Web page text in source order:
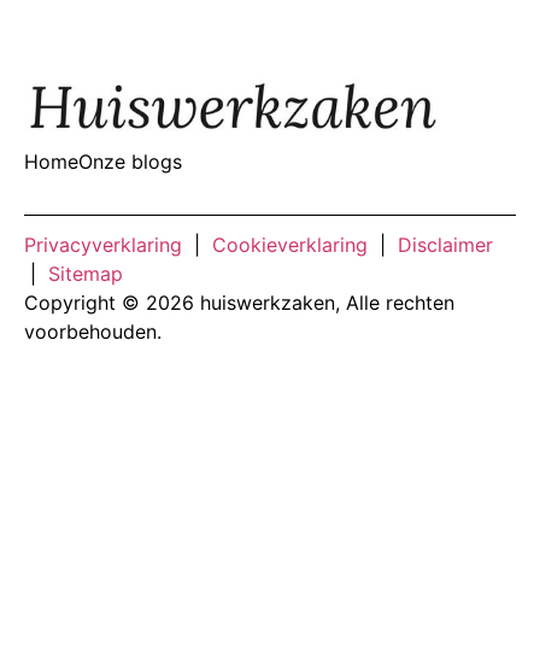
HomeOnze blogs
Privacyverklaring Cookieverklaring
Disclaimer
Sitemap
Copyright © 2026 huiswerkzaken, Alle rechten
voorbehouden.